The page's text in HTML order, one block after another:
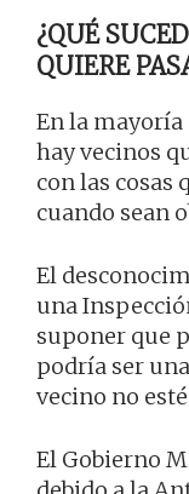
¿QUÉ
QUIERE
En la
hay vecinos
con las cosas
cuando sean
El
una
suponer que
podría ser
vecino no
El Gobierno